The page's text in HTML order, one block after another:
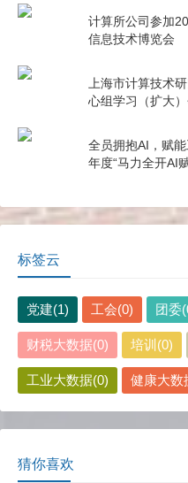
计算所公司参加
信息技术博览会
上海市计算技术
心组学习（扩大
全员拥抱AI，赋
年度“马力全开AI
标签云
党建(1) 工会(0) 团委
财税大数据(0) 培训(0)
工业大数据(0) 健康大数
猜你喜欢